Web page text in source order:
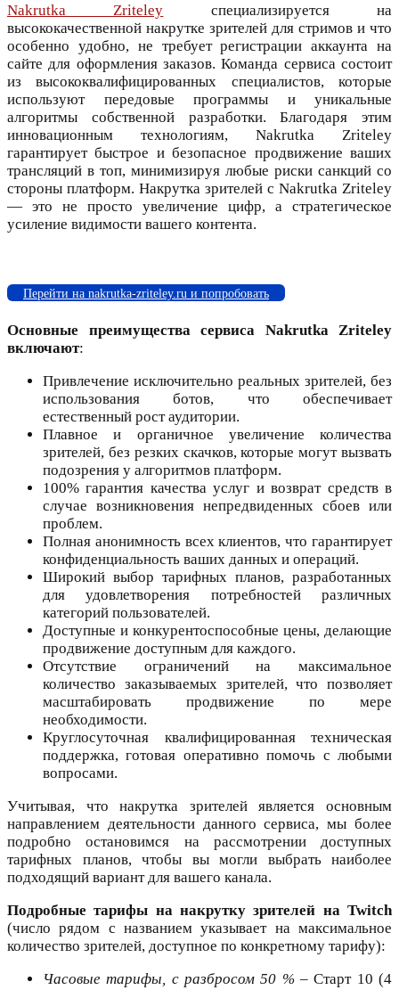
Nakrutka Zriteley специализируется на
высококачественной накрутке зрителей для стримов и что
особенно удобно, не требует регистрации аккаунта на
сайте для оформления заказов. Команда сервиса состоит
из высококвалифицированных специалистов, которые
используют передовые программы и уникальные
алгоритмы собственной разработки. Благодаря этим
инновационным технологиям, Nakrutka Zriteley
гарантирует быстрое и безопасное продвижение ваших
трансляций в топ, минимизируя любые риски санкций со
стороны платформ. Накрутка зрителей с Nakrutka Zriteley
— это не просто увеличение цифр, а стратегическое
усиление видимости вашего контента.
Перейти на nakrutka-zriteley.ru и попробовать
Основные преимущества сервиса Nakrutka Zriteley
включают:
Привлечение исключительно реальных зрителей, без
использования ботов, что обеспечивает
естественный рост аудитории.
Плавное и органичное увеличение количества
зрителей, без резких скачков, которые могут вызвать
подозрения у алгоритмов платформ.
100% гарантия качества услуг и возврат средств в
случае возникновения непредвиденных сбоев или
проблем.
Полная анонимность всех клиентов, что гарантирует
конфиденциальность ваших данных и операций.
Широкий выбор тарифных планов, разработанных
для удовлетворения потребностей различных
категорий пользователей.
Доступные и конкурентоспособные цены, делающие
продвижение доступным для каждого.
Отсутствие ограничений на максимальное
количество заказываемых зрителей, что позволяет
масштабировать продвижение по мере
необходимости.
Круглосуточная квалифицированная техническая
поддержка, готовая оперативно помочь с любыми
вопросами.
Учитывая, что накрутка зрителей является основным
направлением деятельности данного сервиса, мы более
подробно остановимся на рассмотрении доступных
тарифных планов, чтобы вы могли выбрать наиболее
подходящий вариант для вашего канала.
Подробные тарифы на накрутку зрителей на Twitch
(число рядом с названием указывает на максимальное
количество зрителей, доступное по конкретному тарифу):
Часовые тарифы, с разбросом 50 %– Старт 10 (4